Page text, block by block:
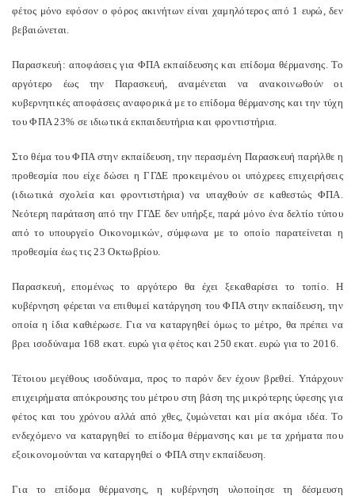
φέτος μόνο εφόσον ο φόρος ακινήτων είναι χαμηλότερος από 1 ευρώ, δεν
βεβαιώνεται.
Παρασκευή: αποφάσεις για ΦΠΑ εκπαίδευσης και επίδομα θέρμανσης. Το
αργότερο έως την Παρασκευή, αναμένεται να ανακοινωθούν οι
κυβερνητικές αποφάσεις αναφορικά με το επίδομα θέρμανσης και την τύχη
του ΦΠΑ 23% σε ιδιωτικά εκπαιδευτήρια και φροντιστήρια.
Στο θέμα του ΦΠΑ στην εκπαίδευση, την περασμένη Παρασκευή παρήλθε η
προθεσμία που είχε δώσει η ΓΓΔΕ προκειμένου οι υπόχρεες επιχειρήσεις
(ιδιωτικά σχολεία και φροντιστήρια) να υπαχθούν σε καθεστώς ΦΠΑ.
Νεότερη παράταση από την ΓΓΔΕ δεν υπήρξε, παρά μόνο ένα δελτίο τύπου
από το υπουργείο Οικονομικών, σύμφωνα με το οποίο παρατείνεται η
προθεσμία έως τις 23 Οκτωβρίου.
Παρασκευή, επομένως το αργότερο θα έχει ξεκαθαρίσει το τοπίο. Η
κυβέρνηση φέρεται να επιθυμεί κατάργηση του ΦΠΑ στην εκπαίδευση, την
οποία η ίδια καθιέρωσε. Για να καταργηθεί όμως το μέτρο, θα πρέπει να
βρει ισοδύναμα 168 εκατ. ευρώ για φέτος και 250 εκατ. ευρώ για το 2016.
Τέτοιου μεγέθους ισοδύναμα, προς το παρόν δεν έχουν βρεθεί. Υπάρχουν
επιχειρήματα απόκρουσης του μέτρου στη βάση της μικρότερης ύφεσης για
φέτος και του χρόνου αλλά από χθες, ζυμώνεται και μία ακόμα ιδέα. Το
ενδεχόμενο να καταργηθεί το επίδομα θέρμανσης και με τα χρήματα που
εξοικονομούνται να καταργηθεί ο ΦΠΑ στην εκπαίδευση.
Για το επίδομα θέρμανσης, η κυβέρνηση υλοποίησε τη δέσμευση